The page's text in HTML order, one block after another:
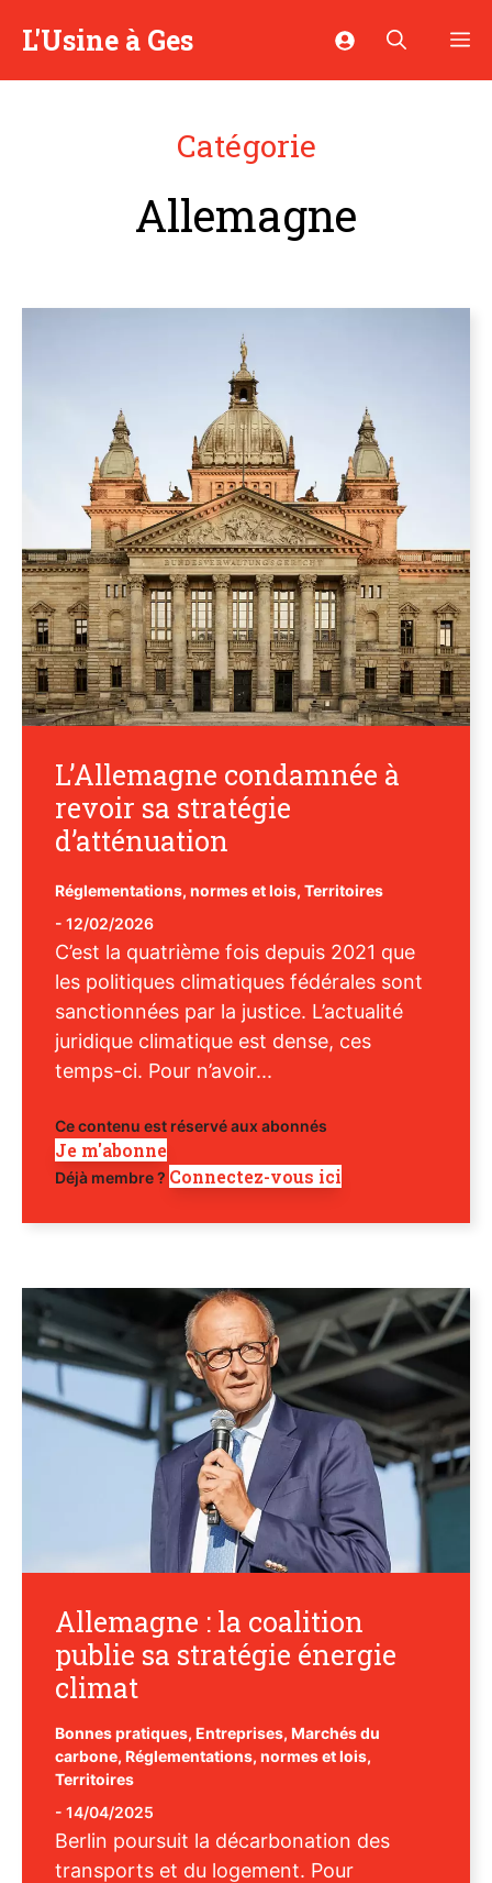
L'Usine à Ges
Catégorie
Allemagne
L’Allemagne condamnée à
revoir sa stratégie
d’atténuation
Réglementations, normes et lois, Territoires
- 12/02/2026
C’est la quatrième fois depuis 2021 que
les politiques climatiques fédérales sont
sanctionnées par la justice. L’actualité
juridique climatique est dense, ces
temps-ci. Pour n’avoir...
Ce contenu est réservé aux abonnés
Je m'abonne
Déjà membre ? Connectez-vous ici
Allemagne : la coalition
publie sa stratégie énergie
climat
Bonnes pratiques, Entreprises, Marchés du
carbone, Réglementations, normes et lois,
Territoires
- 14/04/2025
Berlin poursuit la décarbonation des
transports et du logement. Pour